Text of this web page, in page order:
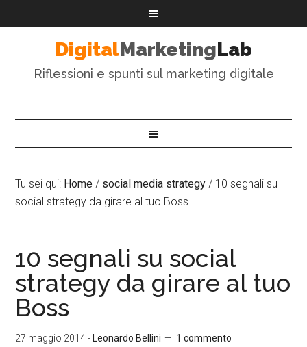
DigitalMarketingLab
Riflessioni e spunti sul marketing digitale
Tu sei qui: Home / social media strategy / 10 segnali su
social strategy da girare al tuo Boss
10 segnali su social
strategy da girare al tuo
Boss
27 maggio 2014- Leonardo Bellini
1 commento